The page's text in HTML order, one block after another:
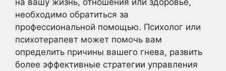
необходимо обратиться за
профессиональной помощью. Психолог или
психотерапевт может помочь вам
определить причины вашего гнева, развить
более эффективные стратегии управления